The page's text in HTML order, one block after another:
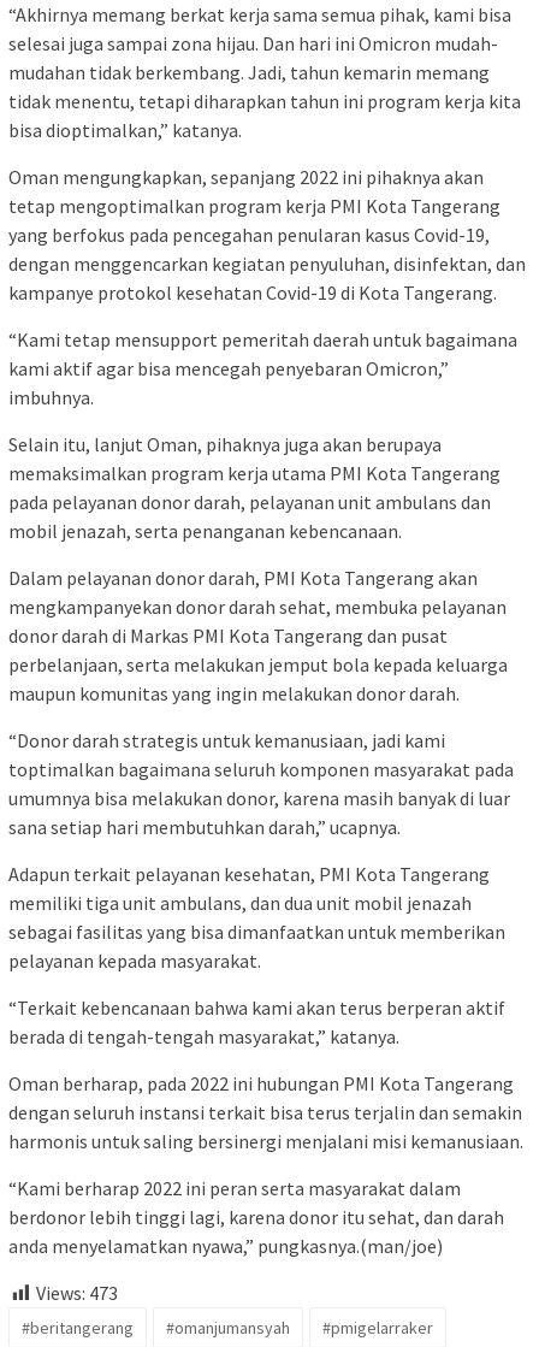
“Akhirnya memang berkat kerja sama semua pihak, kami bisa
selesai juga sampai zona hijau. Dan hari ini Omicron mudah-
mudahan tidak berkembang. Jadi, tahun kemarin memang
tidak menentu, tetapi diharapkan tahun ini program kerja kita
bisa dioptimalkan,” katanya.
Oman mengungkapkan, sepanjang 2022 ini pihaknya akan
tetap mengoptimalkan program kerja PMI Kota Tangerang
yang berfokus pada pencegahan penularan kasus Covid-19,
dengan menggencarkan kegiatan penyuluhan, disinfektan, dan
kampanye protokol kesehatan Covid-19 di Kota Tangerang.
“Kami tetap mensupport pemeritah daerah untuk bagaimana
kami aktif agar bisa mencegah penyebaran Omicron,”
imbuhnya.
Selain itu, lanjut Oman, pihaknya juga akan berupaya
memaksimalkan program kerja utama PMI Kota Tangerang
pada pelayanan donor darah, pelayanan unit ambulans dan
mobil jenazah, serta penanganan kebencanaan.
Dalam pelayanan donor darah, PMI Kota Tangerang akan
mengkampanyekan donor darah sehat, membuka pelayanan
donor darah di Markas PMI Kota Tangerang dan pusat
perbelanjaan, serta melakukan jemput bola kepada keluarga
maupun komunitas yang ingin melakukan donor darah.
“Donor darah strategis untuk kemanusiaan, jadi kami
toptimalkan bagaimana seluruh komponen masyarakat pada
umumnya bisa melakukan donor, karena masih banyak di luar
sana setiap hari membutuhkan darah,” ucapnya.
Adapun terkait pelayanan kesehatan, PMI Kota Tangerang
memiliki tiga unit ambulans, dan dua unit mobil jenazah
sebagai fasilitas yang bisa dimanfaatkan untuk memberikan
pelayanan kepada masyarakat.
“Terkait kebencanaan bahwa kami akan terus berperan aktif
berada di tengah-tengah masyarakat,” katanya.
Oman berharap, pada 2022 ini hubungan PMI Kota Tangerang
dengan seluruh instansi terkait bisa terus terjalin dan semakin
harmonis untuk saling bersinergi menjalani misi kemanusiaan.
“Kami berharap 2022 ini peran serta masyarakat dalam
berdonor lebih tinggi lagi, karena donor itu sehat, dan darah
anda menyelamatkan nyawa,” pungkasnya.(man/joe)
Views: 473
#beritangerang #omanjumansyah
#pmigelarraker